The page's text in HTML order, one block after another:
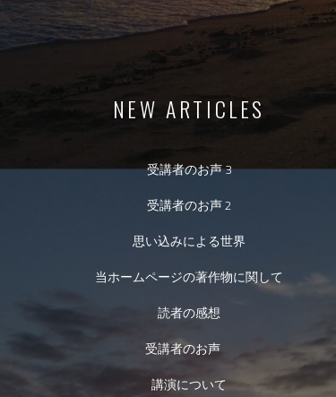
NEW ARTICLES
受講者のお声 3
受講者のお声 2
思い込みによる世界
当ホームページの著作物に関して
読者の感想
受講者のお声
講演について